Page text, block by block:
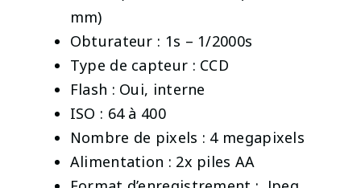
mm)
Obturateur : 1s – 1/2000s
Type de capteur : CCD
Flash : Oui, interne
ISO : 64 à 400
Nombre de pixels : 4 megapixels
Alimentation : 2x piles AA